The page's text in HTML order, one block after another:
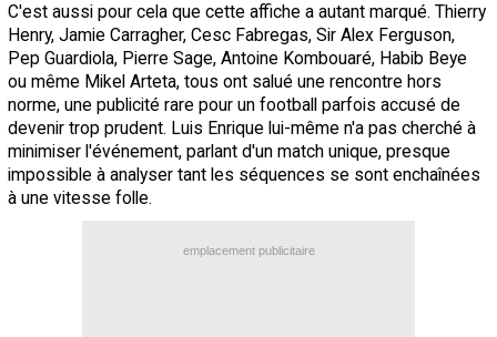
C'est aussi pour cela que cette affiche a autant marqué. Thierry
Henry, Jamie Carragher, Cesc Fabregas, Sir Alex Ferguson,
Pep Guardiola, Pierre Sage, Antoine Kombouaré, Habib Beye
ou même Mikel Arteta, tous ont salué une rencontre hors
norme, une publicité rare pour un football parfois accusé de
devenir trop prudent. Luis Enrique lui-même n'a pas cherché à
minimiser l'événement, parlant d'un match unique, presque
impossible à analyser tant les séquences se sont enchaînées
à une vitesse folle.
emplacement publicitaire